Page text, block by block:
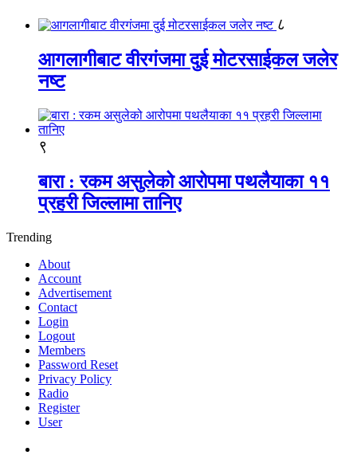
८
आगलागीबाट वीरगंजमा दुई मोटरसाईकल जलेर
नष्ट
९
बारा : रकम असुलेको आरोपमा पथलैयाका ११
प्रहरी जिल्लामा तानिए
Trending
About
Account
Advertisement
Contact
Login
Logout
Members
Password Reset
Privacy Policy
Radio
Register
User